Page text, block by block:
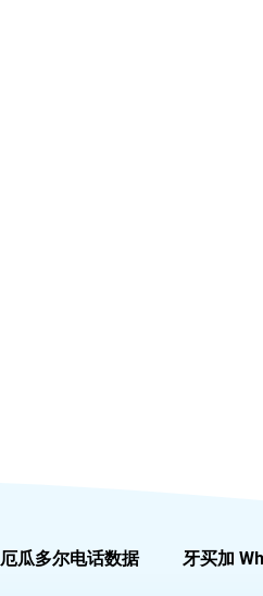
厄瓜多尔电话数据 牙买加